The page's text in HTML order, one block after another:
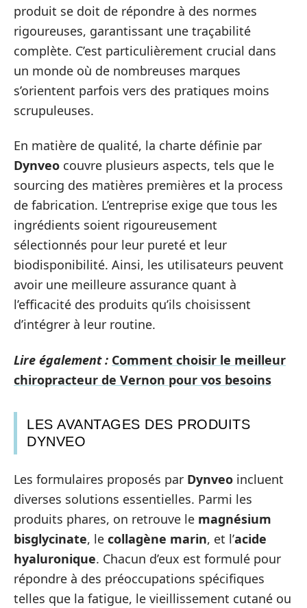
produit se doit de répondre à des normes
rigoureuses, garantissant une traçabilité
complète. C’est particulièrement crucial dans
un monde où de nombreuses marques
s’orientent parfois vers des pratiques moins
scrupuleuses.
En matière de qualité, la charte définie par
Dynveo couvre plusieurs aspects, tels que le
sourcing des matières premières et la process
de fabrication. L’entreprise exige que tous les
ingrédients soient rigoureusement
sélectionnés pour leur pureté et leur
biodisponibilité. Ainsi, les utilisateurs peuvent
avoir une meilleure assurance quant à
l’efficacité des produits qu’ils choisissent
d’intégrer à leur routine.
Lire également : Comment choisir le meilleur
chiropracteur de Vernon pour vos besoins
LES AVANTAGES DES PRODUITS
DYNVEO
Les formulaires proposés par Dynveo incluent
diverses solutions essentielles. Parmi les
produits phares, on retrouve le magnésium
bisglycinate, le collagène marin, et l’acide
hyaluronique. Chacun d’eux est formulé pour
répondre à des préoccupations spécifiques
telles que la fatigue, le vieillissement cutané ou